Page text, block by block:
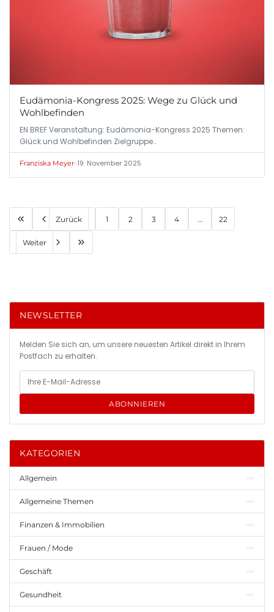
Eudämonia-Kongress 2025: Wege zu Glück und
Wohlbefinden
EN BREF Veranstaltung: Eudämonia-Kongress 2025 Themen:
Glück und Wohlbefinden Zielgruppe…
Franziska Meyer•19. November 2025
Zurück 1 2 3 4 ... 22
Weiter
NEWSLETTER
Melden Sie sich an, um unsere neuesten Artikel direkt in Ihrem
Postfach zu erhalten.
ABONNIEREN
KATEGORIEN
Allgemein
Allgemeine Themen
Finanzen & Immobilien
Frauen / Mode
Geschäft
Gesundheit